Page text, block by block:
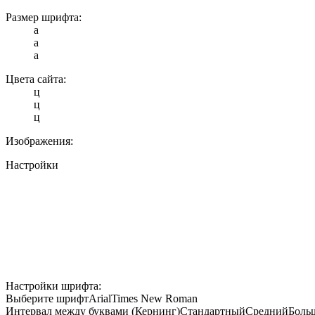
Размер шрифта:
a
a
a
Цвета сайта:
ц
ц
ц
Изображения:
Настройки
Настройки шрифта:
Выберите шрифтArialTimes New Roman
Интервал между буквами (Кернинг)СтандартныйСредний